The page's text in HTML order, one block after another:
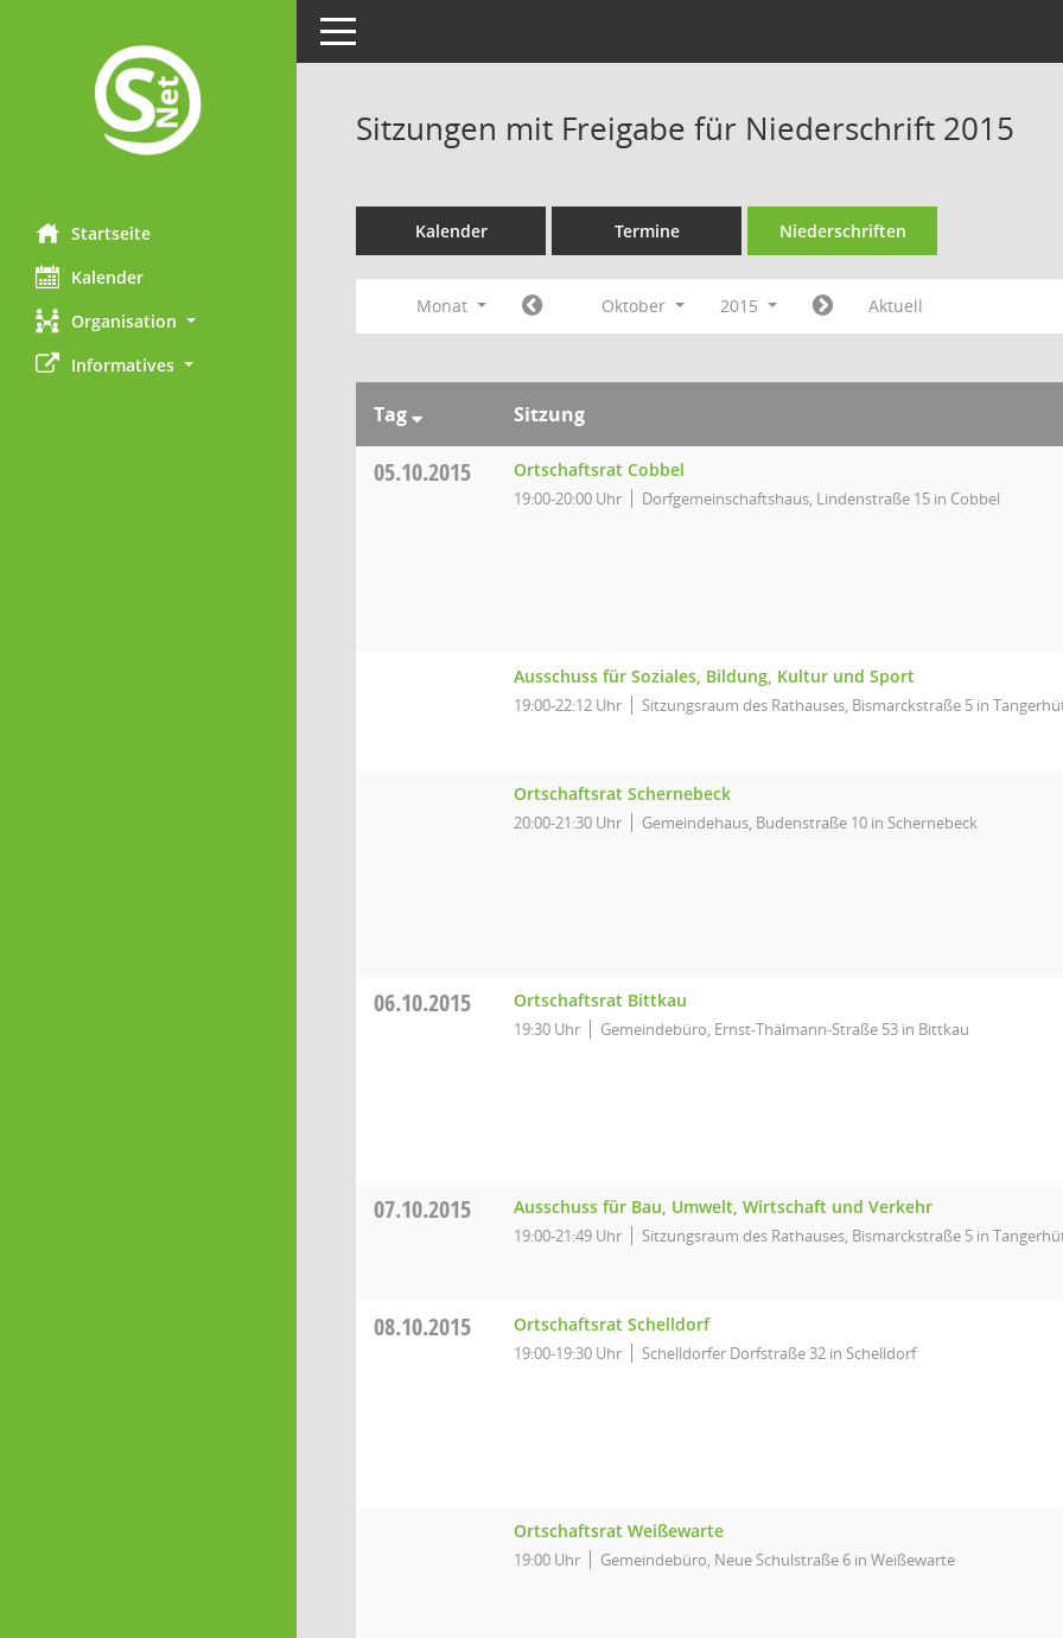
Startseite
Kalender
Organisation
Informatives
Toggle navigation
Sitzungen mit Freigabe für Niederschrift 2015
Kalender Termine Niederschriften
Monat Oktober 2015 Aktuell
Tag Sitzung
05.10.2015 Ortschaftsrat Cobbel
19:00-20:00 Uhr Dorfgemeinschaftshaus, Lindenstraße 15 in Cobbel
Ausschuss für Soziales, Bildung, Kultur und Sport
19:00-22:12 Uhr Sitzungsraum des Rathauses, Bismarckstraße 5 in
Ortschaftsrat Schernebeck
20:00-21:30 Uhr Gemeindehaus, Budenstraße 10 in Schernebeck
06.10.2015 Ortschaftsrat Bittkau
19:30 Uhr Gemeindebüro, Ernst-Thälmann-Straße 53 in Bittkau
07.10.2015 Ausschuss für Bau, Umwelt, Wirtschaft und Verkehr
19:00-21:49 Uhr Sitzungsraum des Rathauses, Bismarckstraße 5 in
08.10.2015 Ortschaftsrat Schelldorf
19:00-19:30 Uhr Schelldorfer Dorfstraße 32 in Schelldorf
Ortschaftsrat Weißewarte
19:00 Uhr Gemeindebüro, Neue Schulstraße 6 in Weißewarte